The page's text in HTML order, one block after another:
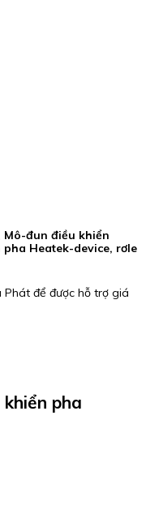
Mô-đun điều khiển
Heatek-device, rơle
Phát để được hỗ trợ giá
khiển pha